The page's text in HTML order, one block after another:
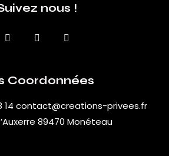
nous !
Coordonnées
14 contact@creations-privees.fr
89470 Monéteau